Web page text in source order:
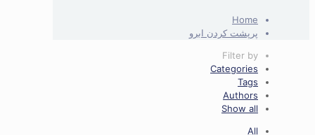
Home
پرپشت کردن ابرو
Filter by
Categories
Tags
Authors
Show all
All